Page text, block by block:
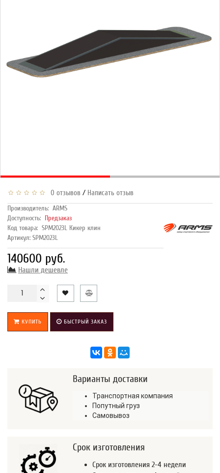
0 отзывов / Написать отзыв
Производитель: ARMS
Доступность: Предзаказ
Код товара: SPM2023L Кикер клин
Артикул: SPM2023L
140600 руб.
Нашли дешевле
КУПИТЬ БЫСТРЫЙ ЗАКАЗ
Варианты доставки
Транспортная компания
Попутный груз
Самовывоз
Срок изготовления
Срок изготовления 2-4 недели